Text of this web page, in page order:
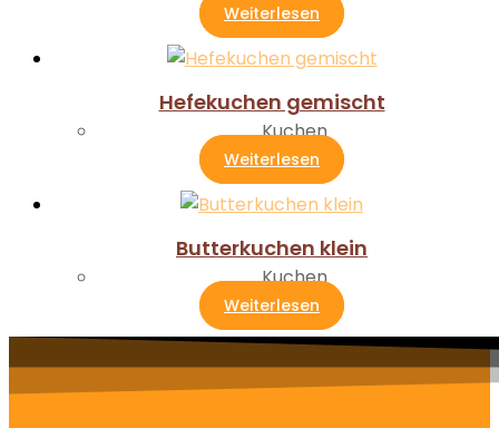
Weiterlesen
Hefekuchen gemischt
Kuchen
Weiterlesen
Butterkuchen klein
Kuchen
Weiterlesen